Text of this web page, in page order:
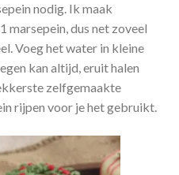
nodig. Ik maak
marsepein, dus net zoveel
Voeg het water in kleine
kan altijd, eruit halen
zelfgemaakte
rijpen voor je het gebruikt.